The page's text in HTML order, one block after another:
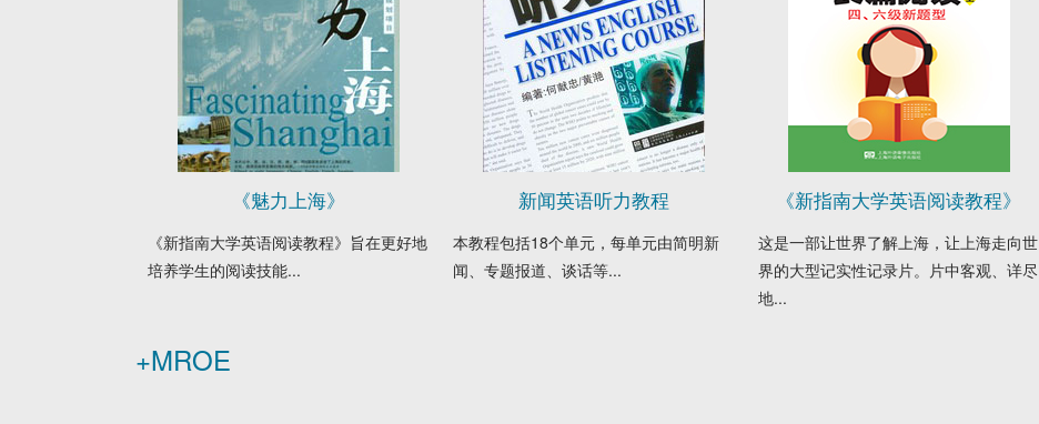
《魅力上海》
《新指南大学英语阅读教程》旨在更好地
培养学生的阅读技能...
新闻英语听力教程
本教程包括18个单元，每单元由简明新
闻、专题报道、谈话等...
《新指南大学英语阅读教程》
这是一部让世界了解上海，让上海走向世
界的大型记实性记录片。片中客观、详尽
地...
+MROE